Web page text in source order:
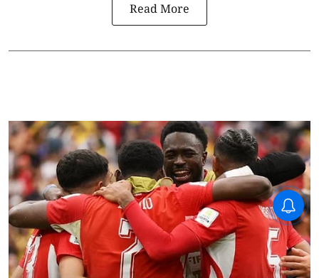
Read More
CPIM: ৬০ লক্ষ নাম বিবেচনাধীন রেখে
ভোট ঘোষণার প্রতিবাদ - আদালতের
দ্বারস্থ হবে সিপিআইএম